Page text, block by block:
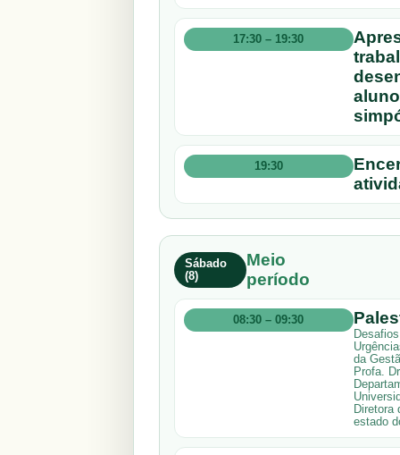
17:30 – 19:30
19:30
Sábado
(8)
Meio
período
08:30 – 09:30
da
Profa.
Diretora
estado